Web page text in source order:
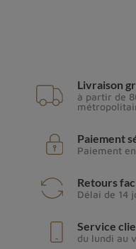
Livraison
à partir de
Paiement
Paiement
Retours
Délai de 14
Service
du lundi au